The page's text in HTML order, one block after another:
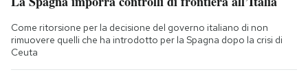
Come ritorsione per la decisione del governo italiano di non
rimuovere quelli che ha introdotto per la Spagna dopo la crisi di
Ceuta